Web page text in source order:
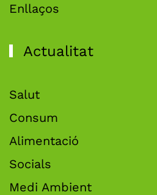
Enllaços
Actualitat
Salut
Consum
Alimentació
Socials
Medi Ambient